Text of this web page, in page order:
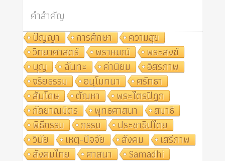
คำสำคัญ
ปัญญา
การศึกษา
ความสุข
วิทยาศาสตร์
พราหมณ์
พระสงฆ์
บุญ
ฉันทะ ค่านิยม
อิสรภาพ
จริยธรรม
อนุโมทนา
ศรัทธา
สันโดษ
ตัณหา
พระไตรปิฎก
กัลยาณมิตร
พุทธศาสนา
สมาธิ
พิธีกรรม
กรรม
ประชาธิปไตย
วินัย
เหตุ-ปัจจัย สังคม
เสรีภาพ
สังคมไทย
ศาสนา
Samādhi